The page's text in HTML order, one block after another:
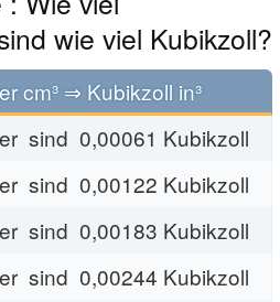
wie viel Kubikzoll?
cm³ ⇒ Kubikzoll in³
sind 0,00061 Kubikzoll
sind 0,00122 Kubikzoll
sind 0,00183 Kubikzoll
sind 0,00244 Kubikzoll